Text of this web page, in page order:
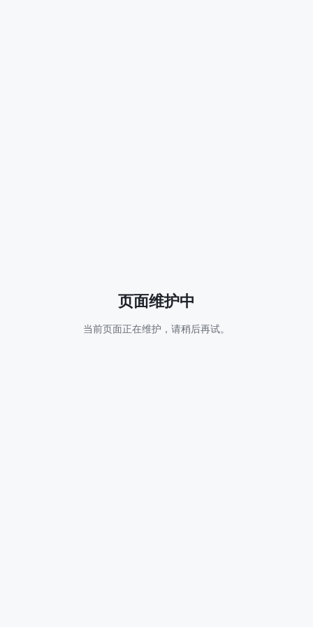
页面维护中
当前页面正在维护，请稍后再试。